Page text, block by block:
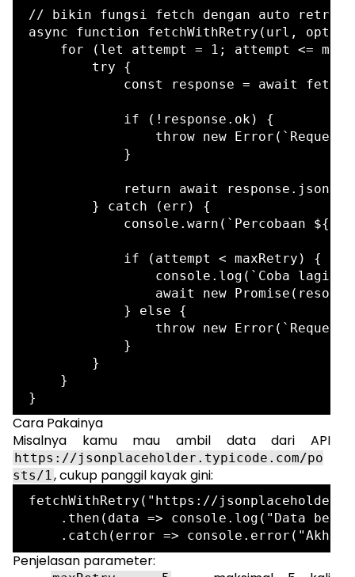
// bikin fungsi fetch dengan auto retry
async function fetchWithRetry(url,
for (let attempt = 1; attempt <=
        try {
const response = await
            if (!response.ok) {
throw new Error(`Request
            }
return await
        } catch (err) {
console.warn(`Percobaan
            if (attempt < maxRetry) {
console.log(`Coba lagi
await new
            } else {
throw new
            }
        }
    }
Cara Pakainya
Misalnya kamu mau ambil data dari API
https://jsonplaceholder.typicode.com/po
sts/1, cukup panggil kayak gini:
fetchWithRetry("https://
.then(data => console.log("Data
Penjelasan parameter: